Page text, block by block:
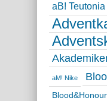
aB! Teutonia
aM! Nike